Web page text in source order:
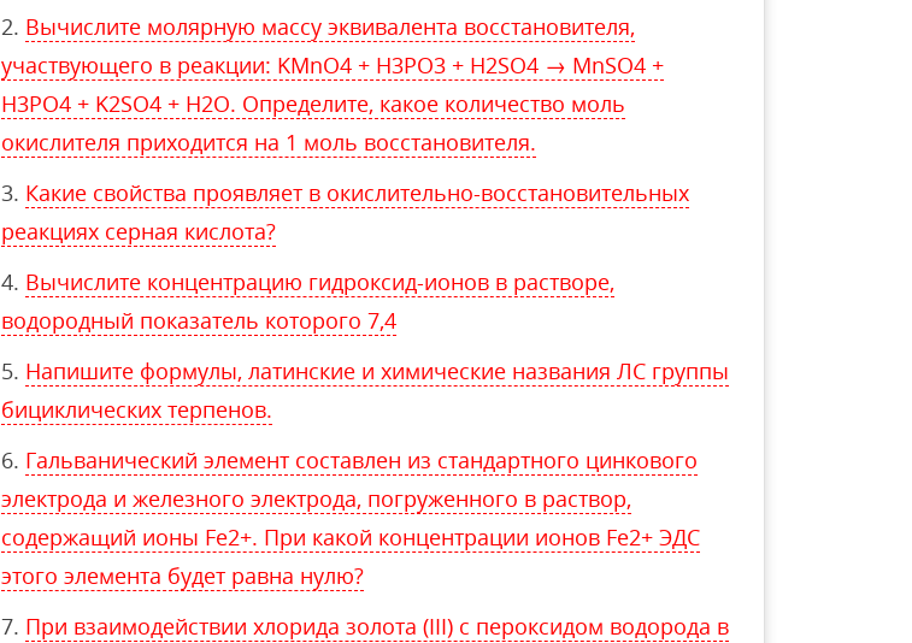
Вычислите молярную массу эквивалента восстановителя,
участвующего в реакции: KMnO4 + H3РO3 + H2SO4 → MnSO4 +
H3РO4 + K2SO4 + H2O. Определите, какое количество моль
окислителя приходится на 1 моль восстановителя.
Какие свойства проявляет в окислительно-восстановительных
реакциях серная кислота?
Вычислите концентрацию гидроксид-ионов в растворе,
водородный показатель которого 7,4
Напишите формулы, латинские и химические названия ЛС группы
бициклических терпенов.
Гальванический элемент составлен из стандартного цинкового
электрода и железного электрода, погруженного в раствор,
содержащий ионы Fe2+. При какой концентрации ионов Fe2+ ЭДС
этого элемента будет равна нулю?
При взаимодействии хлорида золота (III) с пероксидом водорода в